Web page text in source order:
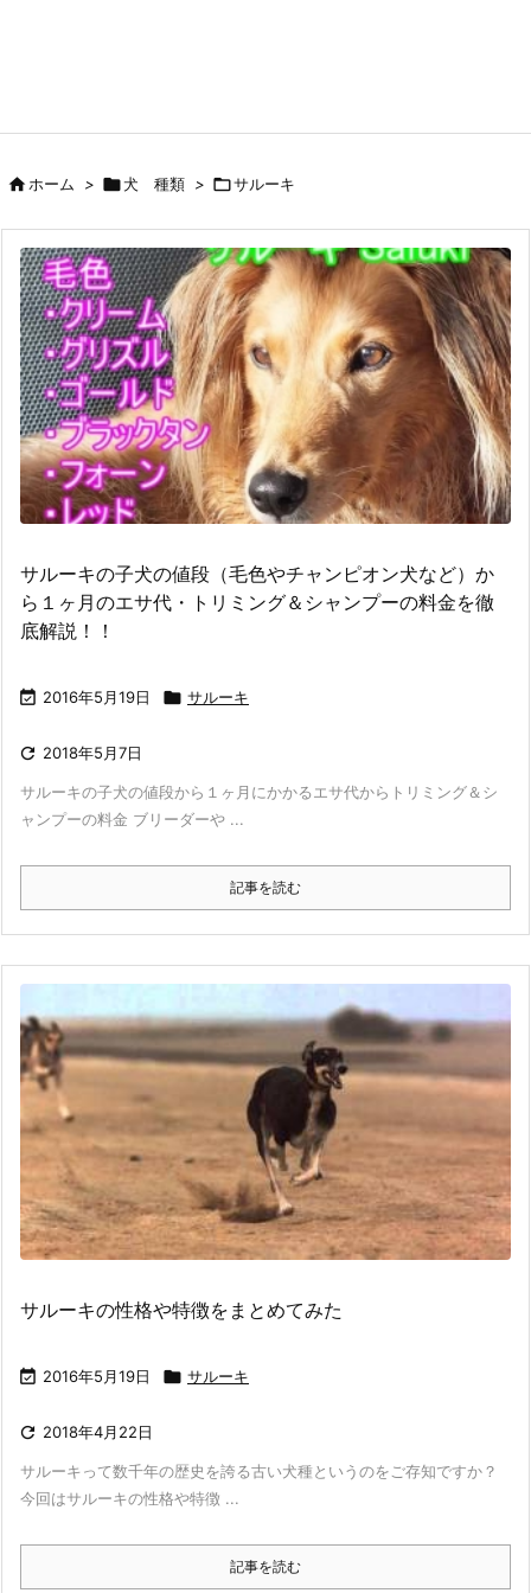
ホーム > 犬 種類 > サルーキ
サルーキの子犬の値段（毛色やチャンピオン犬など）か
ら１ヶ月のエサ代・トリミング＆シャンプーの料金を徹
底解説！！
 2016年5月19日  サルーキ
 2018年5月7日
サルーキの子犬の値段から１ヶ月にかかるエサ代からトリミング＆シ
ャンプーの料金 ブリーダーや ...
記事を読む
サルーキの性格や特徴をまとめてみた
 2016年5月19日  サルーキ
 2018年4月22日
サルーキって数千年の歴史を誇る古い犬種というのをご存知ですか？
今回はサルーキの性格や特徴 ...
記事を読む